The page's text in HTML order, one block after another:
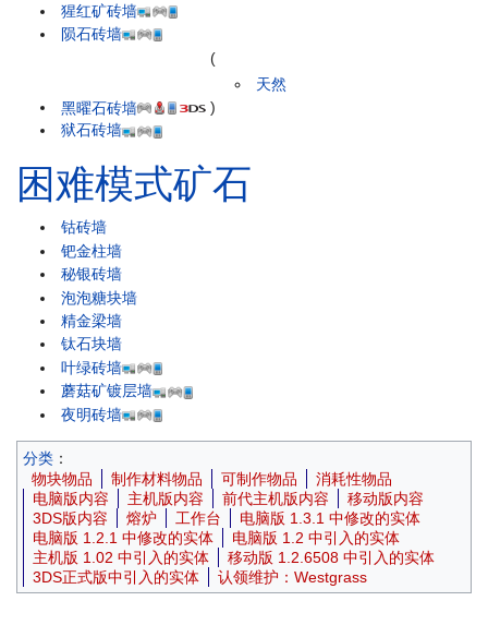
猩红矿砖墙
陨石砖墙
黑曜石砖墙
(
天然
)
狱石砖墙
困难模式矿石
钴砖墙
钯金柱墙
秘银砖墙
泡泡糖块墙
精金梁墙
钛石块墙
叶绿砖墙
蘑菇矿镀层墙
夜明砖墙
分类 ：
物块物品
制作材料物品 可制作物品
消耗性物品
电脑版内容
主机版内容 前代主机版内容
移动版内容
3DS版内容
熔炉 工作台
电脑版 1.3.1 中修改的实体
电脑版 1.2.1 中修改的实体
电脑版 1.2 中引入的实体
主机版 1.02 中引入的实体
移动版 1.2.6508 中引入的实体
3DS正式版中引入的实体
认领维护：Westgrass